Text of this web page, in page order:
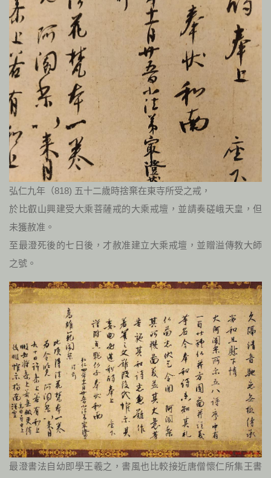
弘仁九年（818) 五十二歲時捨棄在東寺所受之戒，
於比叡山興建受大乘菩薩戒的大乘戒壇，並請奏磋峨天皇，但
未獲赦准。
至最澄死後的七日後，才赦准建立大乘戒壇，並贈溢傳教大師
之號。
最澄書法自幼即學王羲之，書風也比較接近唐僧懷仁所集王書